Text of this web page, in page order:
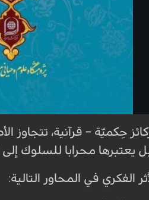
حِكميّة – قرآنية، تتجاوز
محرابا للسلوك إلى
الفكري في المحاور التالية: